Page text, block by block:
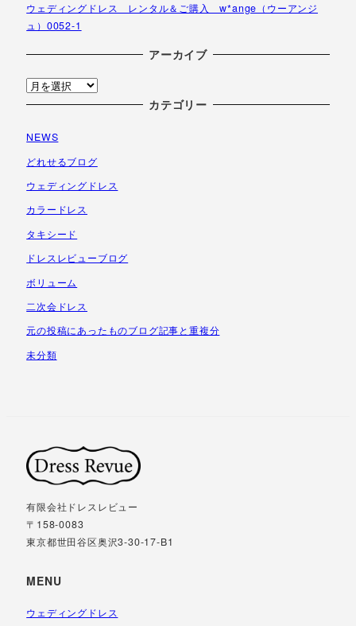
ウェディングドレス レンタル＆ご購入 w*ange（ウーアンジ
ュ）0052-1
アーカイブ
ア
ー
イ
ブ
カテゴリー
NEWS
どれせるブログ
ウェディングドレス
カラードレス
タキシード
ドレスレビューブログ
ボリューム
二次会ドレス
元の投稿にあったものブログ記事と重複分
未分類
有限会社ドレスレビュー
〒158-0083
東京都世田谷区奥沢3-30-17-B1
MENU
ウェディングドレス